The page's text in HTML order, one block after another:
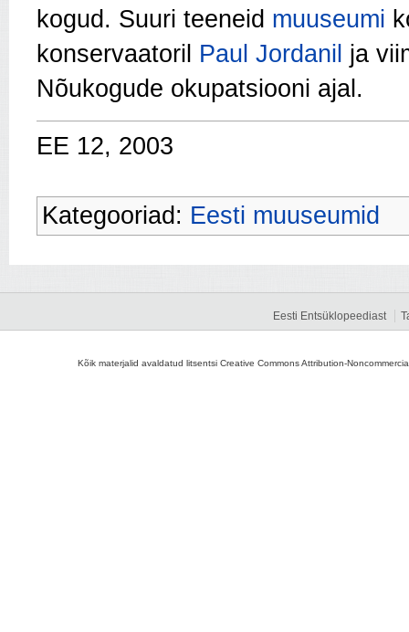
kogud. Suuri teeneid muuseumi
konservaatoril Paul Jordanil ja
Nõukogude okupatsiooni ajal.
EE 12, 2003
Kategooriad: Eesti muuseumid
Eesti Entsüklopeediast
Kõik materjalid avaldatud litsentsi Creative Commons Attribution-